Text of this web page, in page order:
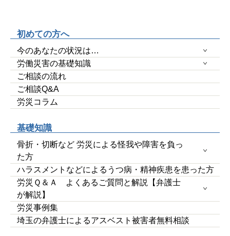
初めての方へ
今のあなたの状況は…
労働災害の基礎知識
ご相談の流れ
ご相談Q&A
労災コラム
基礎知識
骨折・切断など 労災による怪我や障害を負っ
た方
ハラスメントなどによるうつ病・精神疾患を患った方
労災Ｑ＆Ａ よくあるご質問と解説【弁護士
が解説】
労災事例集
埼玉の弁護士によるアスベスト被害者無料相談